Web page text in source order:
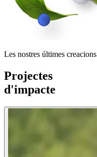
Les nostres últimes creacions
Projectes
d'impacte